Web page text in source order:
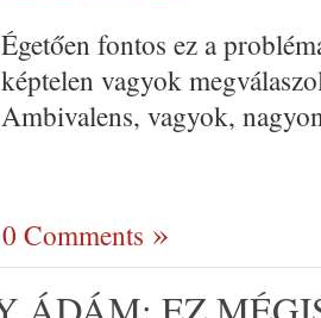
Égetően fontos ez a
képtelen vagyok
Ambivalens, vagyok,
0 Comments